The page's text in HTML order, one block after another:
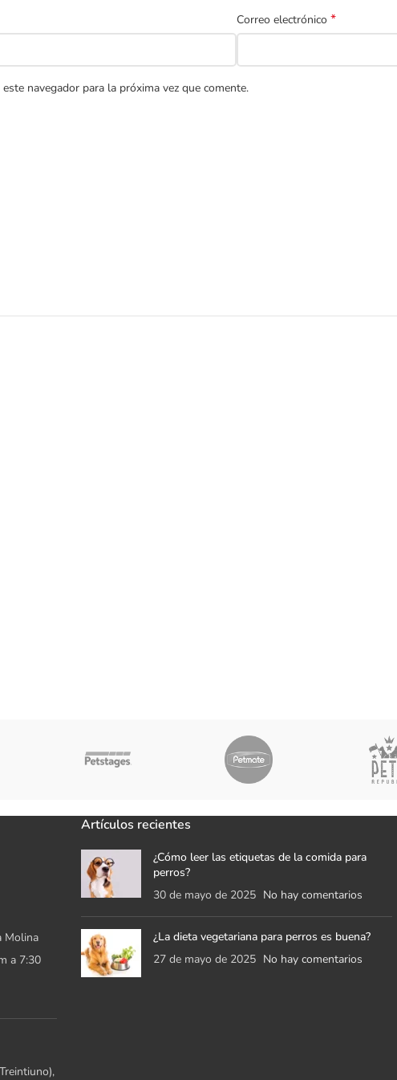
Correo electrónico *
navegador para la próxima vez que comente.
Molina
a 7:30
Artículos recientes
¿Cómo leer las etiquetas de la comida para
perros?
30 de mayo de 2025 No hay comentarios
¿La dieta vegetariana para perros es buena?
27 de mayo de 2025 No hay comentarios